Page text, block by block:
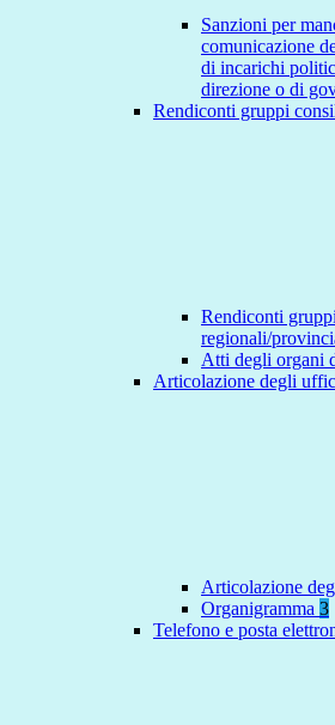
Sanzioni per
comunicazione
di incarichi
direzione o di
Rendiconti gruppi
Rendiconti
regionali/
Atti degli organi
Articolazione degli
Articolazione
Organigramma 3
Telefono e posta